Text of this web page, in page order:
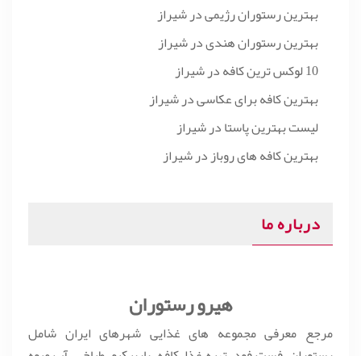
بهترین رستوران رژیمی در شیراز
بهترین رستوران هندی در شیراز
10 لوکس ترین کافه در شیراز
بهترین کافه برای عکاسی در شیراز
لیست بهترین پاستا در شیراز
بهترین کافه های روباز در شیراز
درباره ما
هیرو رستوران
مرجع معرفی مجموعه های غذایی شهرهای ایران شامل